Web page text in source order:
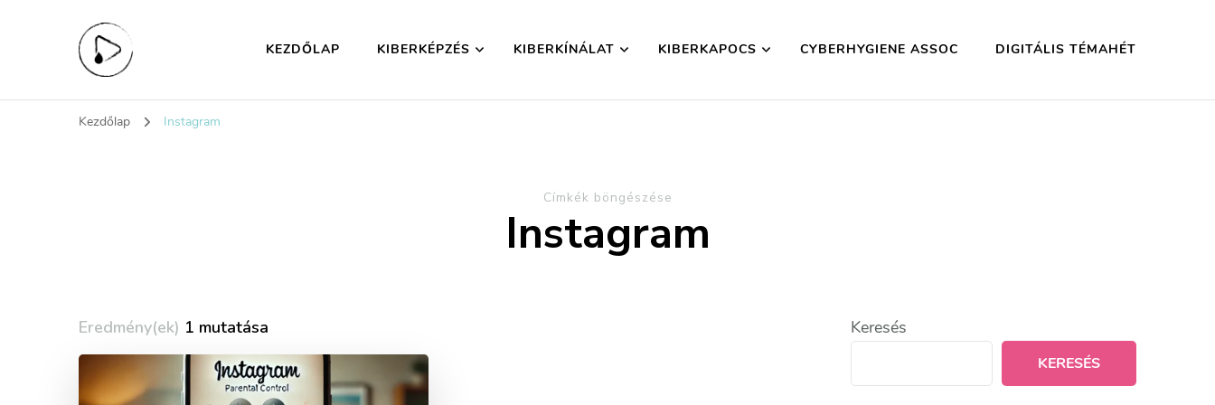
KiberHigiénia Egyesület
KEZDŐLAP KIBERKÉPZÉS KIBERKÍNÁLAT KIBERKAPOCS CYBERHYGIENE ASSOC DIGITÁLIS TÉMAHÉT
Kezdőlap Instagram
Címkék böngészése
Instagram
Eredmény(ek) 1 mutatása Keresés
KERESÉS